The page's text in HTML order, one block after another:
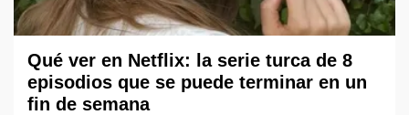
Qué ver en Netflix: la serie turca de 8
episodios que se puede terminar en un
fin de semana